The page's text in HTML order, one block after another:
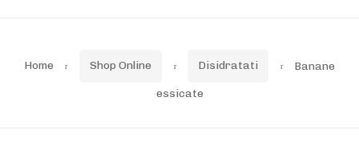
Home Shop Online Disidratati Banane
essicate